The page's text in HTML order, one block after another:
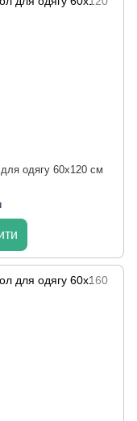
одягу 60x120 см